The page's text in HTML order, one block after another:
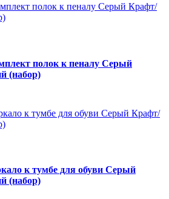
полок к пеналу Серый
(набор)
к тумбе для обуви Серый
(набор)